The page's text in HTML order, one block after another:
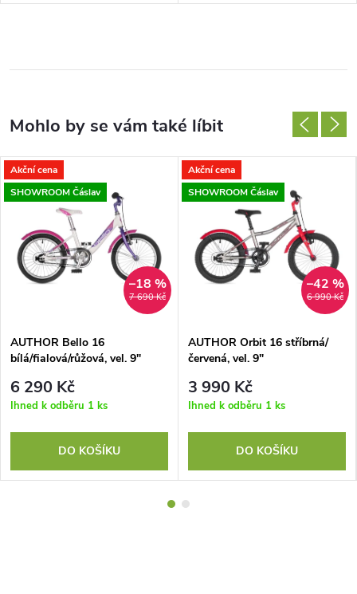
Akční cena
SHOWROOM Čáslav
7 690 Kč
–18 %
AUTHOR Bello 16
bílá/fialová/růžová, vel. 9"
6 290 Kč
Ihned k odběru 1 ks
DO KOŠÍKU
Akční cena
SHOWROOM Čáslav
6 990 Kč
–42 %
AUTHOR Orbit 16 stříbrná/
červená, vel. 9"
3 990 Kč
Ihned k odběru 1 ks
DO KOŠÍKU